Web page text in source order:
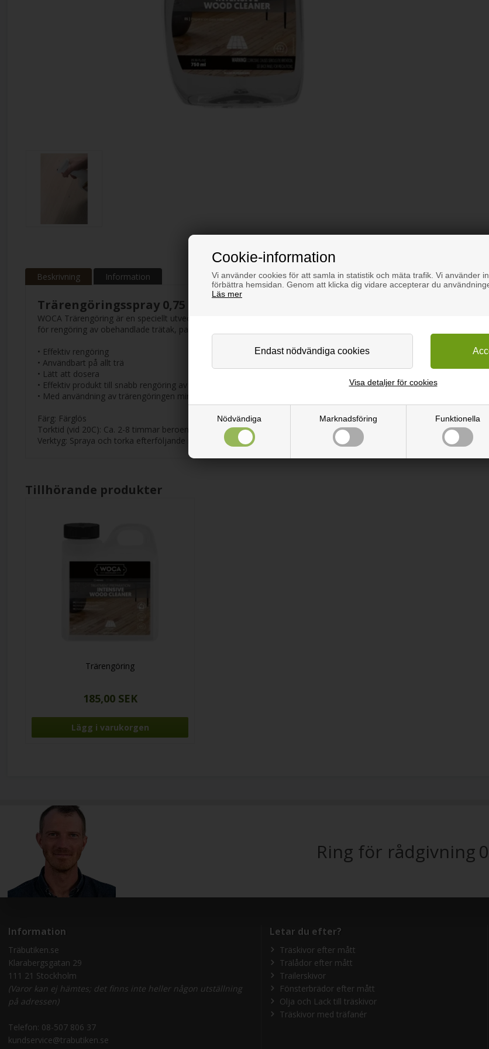
Cookie-information
Vi använder cookies för att samla in statistik och mäta trafik. Vi använder
förbättra hemsidan. Genom att klicka dig vidare accepterar du
Läs mer
Nödvändiga Marknadsföring Funktionella
Visa detaljer för cookies
Beskrivning Information
Trärengöringsspray 0,75 L
WOCA Trärengöring är en speciellt utvecklad produkt, för rengöring av lut, såpa- och oljebehandlade och lackerade
för rengöring av obehandlade trätak, paneler osv.
• Effektiv rengöring
• Användbart på allt trä
• Lätt att dosera
• Effektiv produkt till snabb rengöring av mindre områden
• Med användning av trärengöringen minimeras risken för fel vid följande grundbehandling
Färg: Färglös
Torktid (vid 20C): Ca. 2-8 timmar beroende på nästa behandling
Verktyg: Spraya och torka efterföljande med en duk
Tillhörande produkter
Trärengöring
185,00 SEK
Ring för rådgivning
Information
Träbutiken.se
Klarabergsgatan 29
111 21 Stockholm
(Varor kan ej hämtes; det finns inte heller någon utställning
på adressen)
Telefon: 08-507 806 37
kundservice@trabutiken.se
Letar du efter?
Träskivor efter mått
Trälådor efter mått
Trailerskivor
Fönsterbrädor efter mått
Olja och Lack till träskivor
Träskivor med träfanér